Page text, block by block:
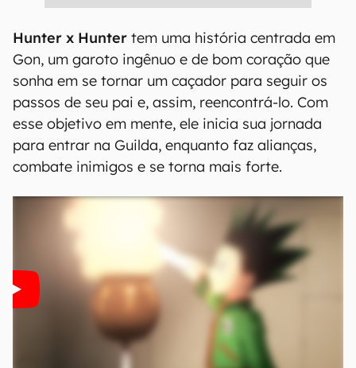
Hunter x Hunter tem uma história centrada em
Gon, um garoto ingênuo e de bom coração que
sonha em se tornar um caçador para seguir os
passos de seu pai e, assim, reencontrá-lo. Com
esse objetivo em mente, ele inicia sua jornada
para entrar na Guilda, enquanto faz alianças,
combate inimigos e se torna mais forte.